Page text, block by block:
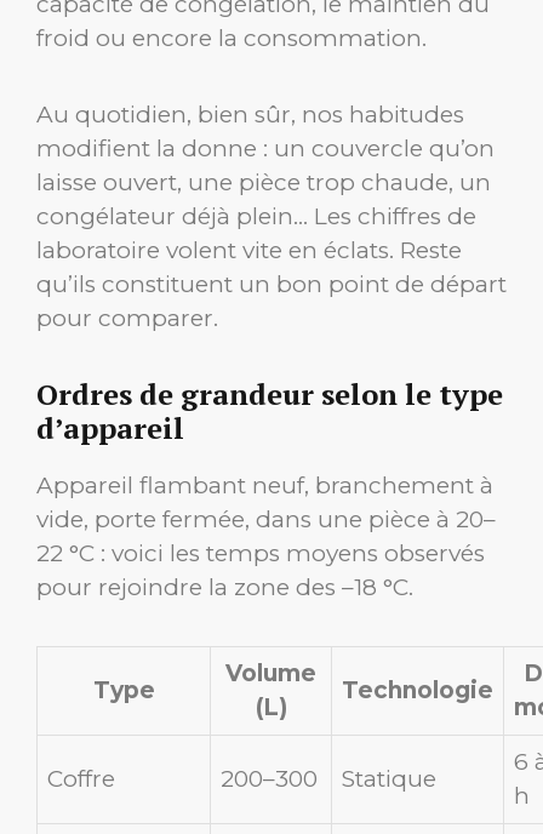
froid ou encore la consommation.
Au quotidien, bien sûr, nos habitudes
modifient la donne : un couvercle qu’on
laisse ouvert, une pièce trop chaude, un
congélateur déjà plein… Les chiffres de
laboratoire volent vite en éclats. Reste
qu’ils constituent un bon point de départ
pour comparer.
Ordres de grandeur selon le type
d’appareil
Appareil flambant neuf, branchement à
vide, porte fermée, dans une pièce à 20–
22 °C : voici les temps moyens observés
pour rejoindre la zone des –18 °C.
Type
Volume
(L)
Technologie
Coffre 200–300 Statique
6
h